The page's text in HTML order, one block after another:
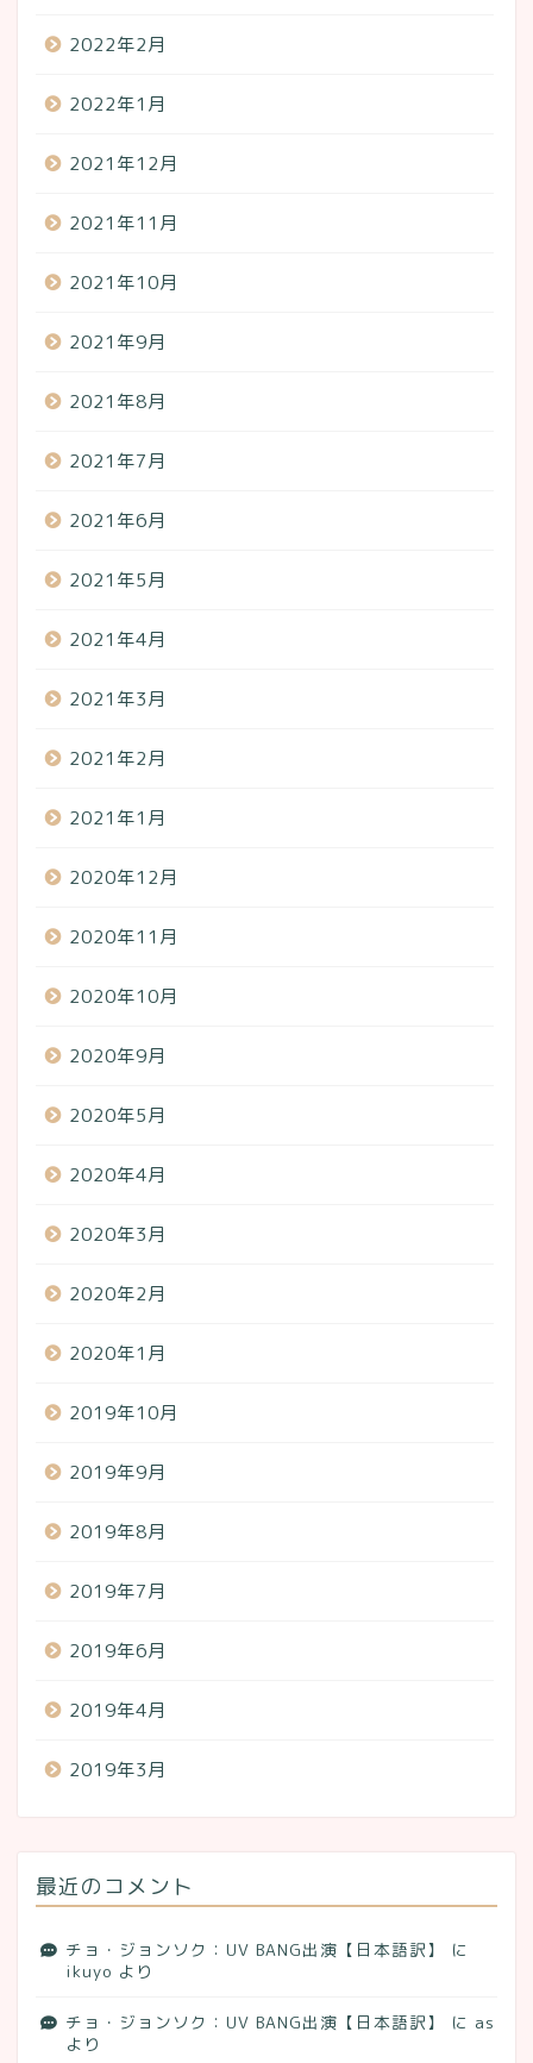
2022年2月
2022年1月
2021年12月
2021年11月
2021年10月
2021年9月
2021年8月
2021年7月
2021年6月
2021年5月
2021年4月
2021年3月
2021年2月
2021年1月
2020年12月
2020年11月
2020年10月
2020年9月
2020年5月
2020年4月
2020年3月
2020年2月
2020年1月
2019年10月
2019年9月
2019年8月
2019年7月
2019年6月
2019年4月
2019年3月
最近のコメント
チョ・ジョンソク：UV BANG出演【日本語訳】
に
ikuyo より
チョ・ジョンソク：UV BANG出演【日本語訳】 に as
より